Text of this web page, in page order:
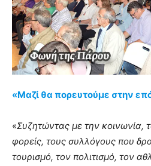
«Μαζί θα πορευτούμε στην
«Συζητώντας με την κοινωνία,
φορείς, τους συλλόγους που
τουρισμό, τον πολιτισμό, τον